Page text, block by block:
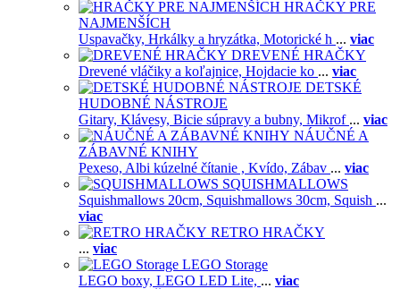
HRAČKY PRE
NAJMENŠÍCH
Uspavačky, Hrkálky a hryzátka, Motorické h ... viac
DREVENÉ HRAČKY
Drevené vláčiky a koľajnice, Hojdacie ko ... viac
DETSKÉ
HUDOBNÉ NÁSTROJE
Gitary, Klávesy, Bicie súpravy a bubny, Mikrof ... viac
NÁUČNÉ A
ZÁBAVNÉ KNIHY
Pexeso, Albi kúzelné čítanie , Kvído, Zábav ... viac
SQUISHMALLOWS
Squishmallows 20cm, Squishmallows 30cm, Squish ...
viac
RETRO HRAČKY
... viac
LEGO Storage
LEGO boxy, LEGO LED Lite, ... viac